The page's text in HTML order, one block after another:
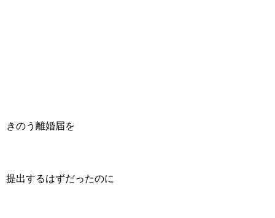
きのう離婚届を
提出するはずだったのに